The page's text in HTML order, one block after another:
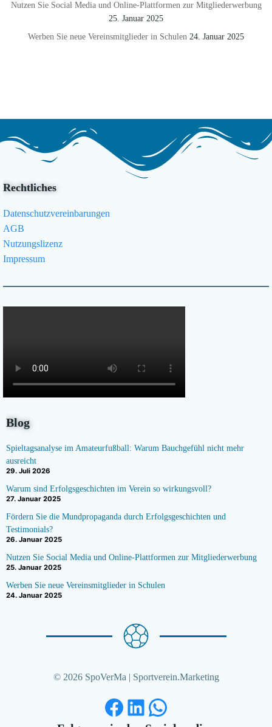
Nutzen Sie Social Media und Online-Plattformen zur Mitgliederwerbung
25. Januar 2025
Werben Sie neue Vereinsmitglieder in Schulen 24. Januar 2025
Rechtliches
Datenschutzvereinbarungen
AGB
Nutzungslizenz
Impressum
Blog
Spieltagsanalyse im Amateurfußball: Warum Bauchgefühl nicht mehr
ausreicht
29. Juli 2026
Warum sind Erfolgsgeschichten im Verein so wirkungsvoll?
27. Januar 2025
Fördern Sie die Mundpropaganda durch Erfolgsgeschichten und
Testimonials?
26. Januar 2025
Nutzen Sie Social Media und Online-Plattformen zur Mitgliederwerbung
25. Januar 2025
Werben Sie neue Vereinsmitglieder in Schulen
24. Januar 2025
© 2026 SpoVerMa | Sportverein.Marketing
Facebook
LinkedIn
WhatsApp